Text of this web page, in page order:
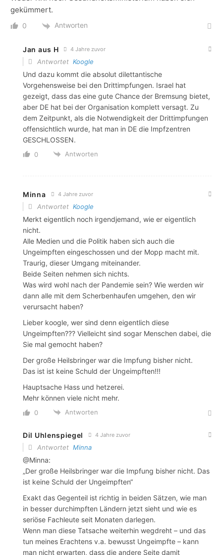
gekümmert.
0 Antworten
Jan aus H 4 Jahre zuvor
Antwortet Koogle
Und dazu kommt die absolut dilettantische
Vorgehensweise bei den Drittimpfungen. Israel hat
gezeigt, dass das eine gute Chance der Bremsung bietet,
aber DE hat bei der Organisation komplett versagt. Zu
dem Zeitpunkt, als die Notwendigkeit der Drittimpfungen
offensichtlich wurde, hat man in DE die Impfzentren
GESCHLOSSEN.
0 Antworten
Minna 4 Jahre zuvor
Antwortet Koogle
Merkt eigentlich noch irgendjemand, wie er eigentlich
nicht.
Alle Medien und die Politik haben sich auch die
Ungeimpften eingeschossen und der Mopp macht mit.
Traurig, dieser Umgang miteinander.
Beide Seiten nehmen sich nichts.
Was wird wohl nach der Pandemie sein? Wie werden wir
dann alle mit dem Scherbenhaufen umgehen, den wir
verursacht haben?
Lieber koogle, wer sind denn eigentlich diese
Ungeimpften??? Vielleicht sind sogar Menschen dabei, die
Sie mal gemocht haben?
Der große Heilsbringer war die Impfung bisher nicht.
Das ist ist keine Schuld der Ungeimpften!!!
Hauptsache Hass und hetzerei.
Mehr können viele nicht mehr.
0 Antworten
Dil Uhlenspiegel 4 Jahre zuvor
Antwortet Minna
@Minna:
„Der große Heilsbringer war die Impfung bisher nicht. Das
ist keine Schuld der Ungeimpften“
Exakt das Gegenteil ist richtig in beiden Sätzen, wie man
in besser durchimpften Ländern jetzt sieht und wie es
seriöse Fachleute seit Monaten darlegen.
Wenn man diese Tatsache weiterhin wegdreht – und das
tun meines Erachtens v.a. bewusst Ungeimpfte – kann
man nicht erwarten, dass die andere Seite damit